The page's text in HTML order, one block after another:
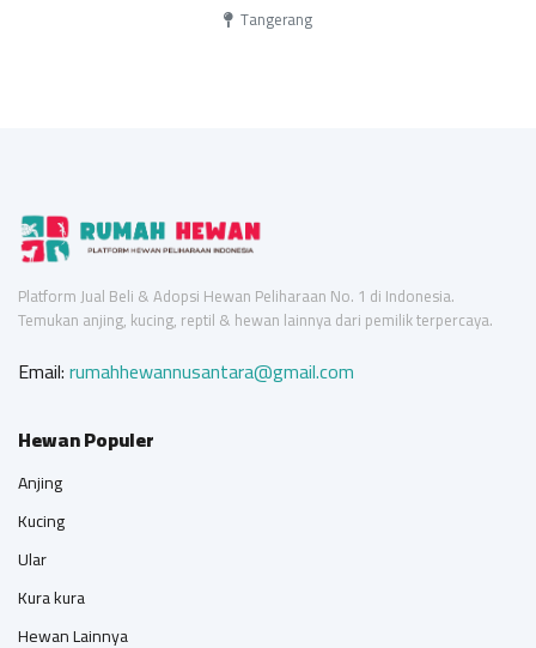
Tangerang
Platform Jual Beli & Adopsi Hewan Peliharaan No. 1 di Indonesia.
Temukan anjing, kucing, reptil & hewan lainnya dari pemilik terpercaya.
Email:rumahhewannusantara@gmail.com
Hewan Populer
Anjing
Kucing
Ular
Kura kura
Hewan Lainnya